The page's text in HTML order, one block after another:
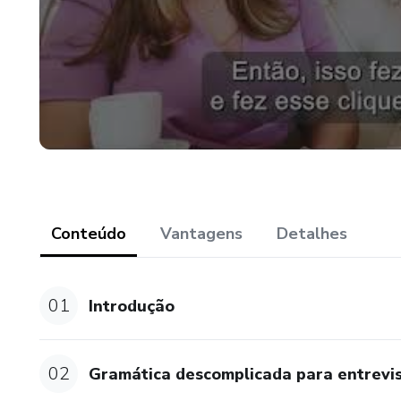
Conteúdo Vantagens Detalhes
01 Introdução
02 Gramática descomplicada para